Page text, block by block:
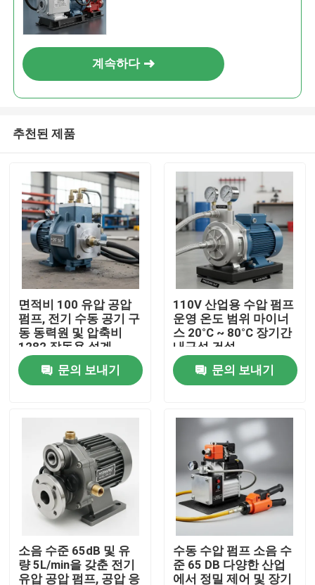
집
제품
계속하다
추천된 제품
면적비 100 유압 공압
펌프, 전기 수동 공기 구
동 동력원 및 압축비
1282 작동용 설계
문의 보내기
110V 산업용 수압 펌프
운영 온도 범위 마이너
스 20°C ~ 80°C 장기간
내구성 건설
문의 보내기
소음 수준 65dB 및 유
량 5L/min을 갖춘 전기
유압 공압 펌프, 공압 응
수동 수압 펌프 소음 수
준 65 DB 다양한 산업
에서 정밀 제어 및 장기